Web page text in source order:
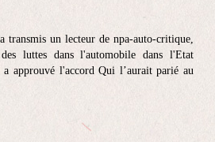
transmis un lecteur de npa-auto-critique,
luttes dans l'automobile dans l'Etat
a approuvé l'accord Qui l’aurait parié au